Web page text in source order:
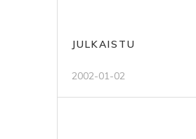
JULKAISTU
2002-01-02